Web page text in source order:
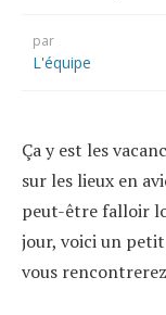
par
L'équipe
Ça y est les
sur les lieux en
peut-être falloir
jour, voici un petit
vous